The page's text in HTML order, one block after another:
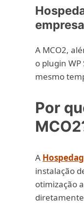
A MCO2,
o plugin
mesmo
Por
A
instalação
otimização